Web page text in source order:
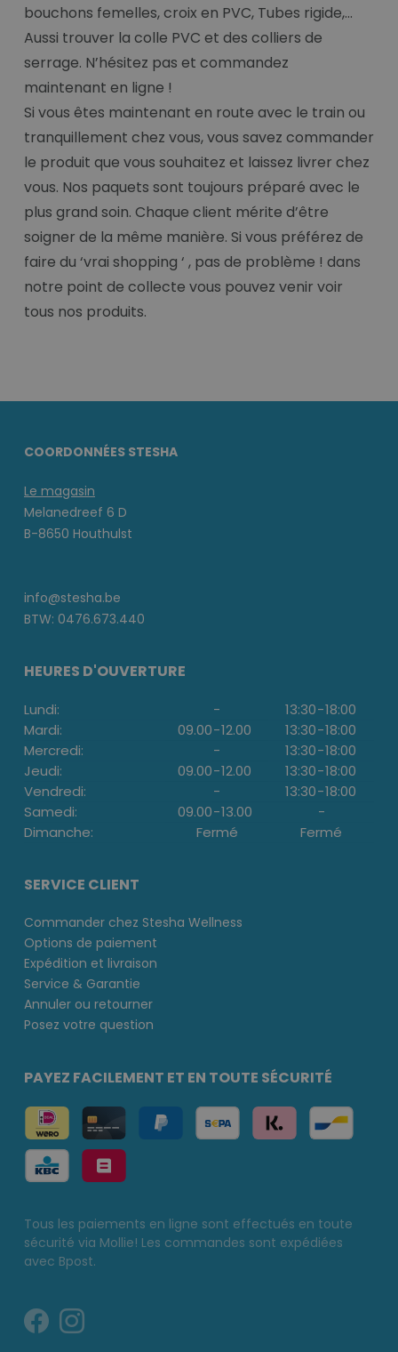
bouchons femelles, croix en PVC, Tubes rigide,...
Aussi trouver la colle PVC et des colliers de
serrage. N’hésitez pas et commandez
maintenant en ligne !
Si vous êtes maintenant en route avec le train ou
tranquillement chez vous, vous savez commander
le produit que vous souhaitez et laissez livrer chez
vous. Nos paquets sont toujours préparé avec le
plus grand soin. Chaque client mérite d’être
soigner de la même manière. Si vous préférez de
faire du ‘vrai shopping ‘ , pas de problème ! dans
notre point de collecte vous pouvez venir voir
tous nos produits.
COORDONNÉES STESHA
Le magasin
Melanedreef 6 D
B-8650 Houthulst
info@stesha.be
BTW: 0476.673.440
HEURES D'OUVERTURE
Lundi: - 13:30-18:00
Mardi:
09.00-12.00 13:30-18:00
Mercredi:
- 13:30-18:00
Jeudi:
09.00-12.00 13:30-18:00
Vendredi:
- 13:30-18:00
Samedi:
09.00-13.00
-
Dimanche:
Fermé Fermé
SERVICE CLIENT
Commander chez Stesha Wellness
Options de paiement
Expédition et livraison
Service & Garantie
Annuler ou retourner
Posez votre question
PAYEZ FACILEMENT ET EN TOUTE SÉCURITÉ
Tous les paiements en ligne sont effectués en toute
sécurité via Mollie! Les commandes sont expédiées
avec Bpost.